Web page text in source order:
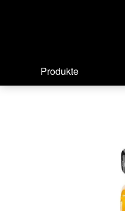
Produkte